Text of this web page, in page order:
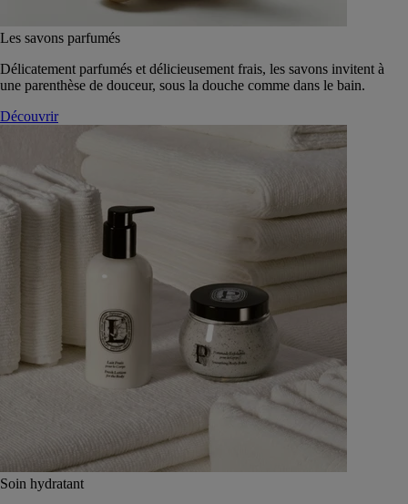
Les savons parfumés
Délicatement parfumés et délicieusement frais, les savons invitent à
une parenthèse de douceur, sous la douche comme dans le bain.
Découvrir
Soin hydratant